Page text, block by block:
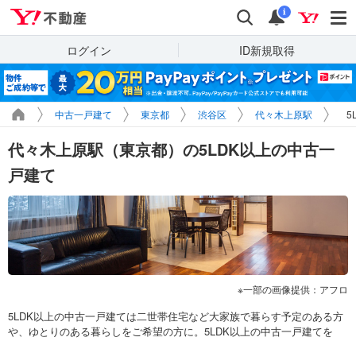
検索 通知
i
ログイン ID新規取得
中古一戸建て 東京都 渋谷区 代々木上原駅
代々木上原駅（東京都）の5LDK以上の中古一
戸建て
一部の画像提供：アフロ
5LDK以上の中古一戸建ては二世帯住宅など大家族で暮らす予定のある方
や、ゆとりのある暮らしをご希望の方に。5LDK以上の中古一戸建てを